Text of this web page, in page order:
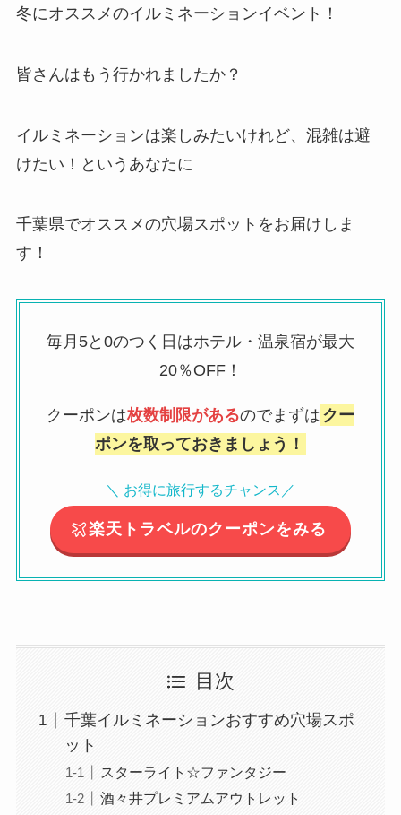
冬にオススメのイルミネーションイベント！
皆さんはもう行かれましたか？
イルミネーションは楽しみたいけれど、混雑は避
けたい！というあなたに
千葉県でオススメの穴場スポットをお届けしま
す！
毎月5と0のつく日はホテル・温泉宿が最大
20％OFF！
クーポンは枚数制限があるのでまずは クー
ポンを取っておきましょう！
＼ お得に旅行するチャンス／
楽天トラベルのクーポンをみる
目次
千葉イルミネーションおすすめ穴場スポ
ット
スターライト☆ファンタジー
酒々井プレミアムアウトレット